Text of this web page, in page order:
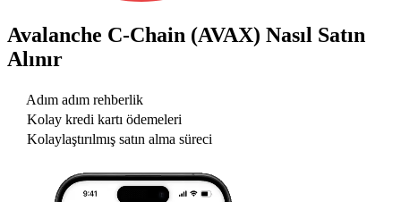
Avalanche C-Chain (AVAX) Nasıl Satın
Alınır
Adım adım rehberlik
Kolay kredi kartı ödemeleri
Kolaylaştırılmış satın alma süreci